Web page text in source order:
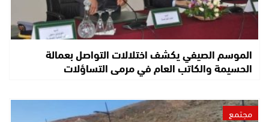
الموسم الصيفي يكشف اختلالات التواصل بعمالة
الحسيمة والكاتب العام في مرمى التساؤلات
مجتمع